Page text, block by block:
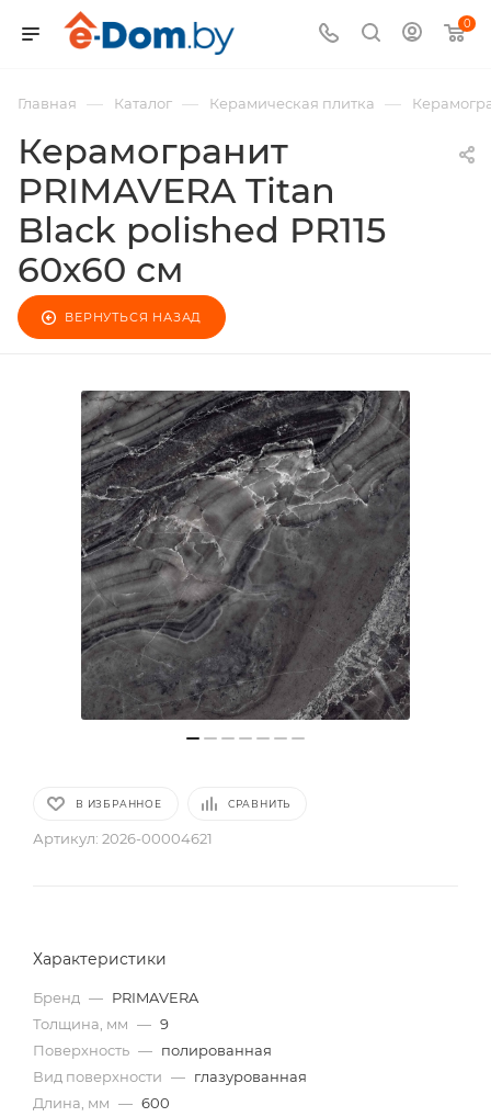
0
Главная — Каталог — Керамическая плитка —
Керамогранит
PRIMAVERA Titan
Black polished PR115
60х60 см
ВЕРНУТЬСЯ НАЗАД
В ИЗБРАННОЕ СРАВНИТЬ
Артикул: 2026-00004621
Характеристики
Бренд — PRIMAVERA
Толщина, мм — 9
Поверхность — полированная
Вид поверхности — глазурованная
Длина, мм — 600